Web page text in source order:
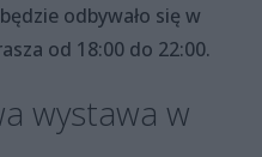
odbywało się w
od 18:00 do 22:00.
wystawa w